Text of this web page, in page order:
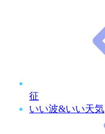
征
いい波&いい天気